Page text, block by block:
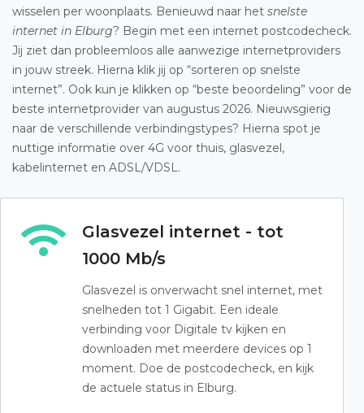
wisselen per woonplaats. Benieuwd naar het snelste
internet in Elburg? Begin met een internet postcodecheck.
Jij ziet dan probleemloos alle aanwezige internetproviders
in jouw streek. Hierna klik jij op “sorteren op snelste
internet”. Ook kun je klikken op “beste beoordeling” voor de
beste internetprovider van augustus 2026. Nieuwsgierig
naar de verschillende verbindingstypes? Hierna spot je
nuttige informatie over 4G voor thuis, glasvezel,
kabelinternet en ADSL/VDSL.
Glasvezel internet - tot
1000 Mb/s
Glasvezel is onverwacht snel internet, met
snelheden tot 1 Gigabit. Een ideale
verbinding voor Digitale tv kijken en
downloaden met meerdere devices op 1
moment. Doe de postcodecheck, en kijk
de actuele status in Elburg.